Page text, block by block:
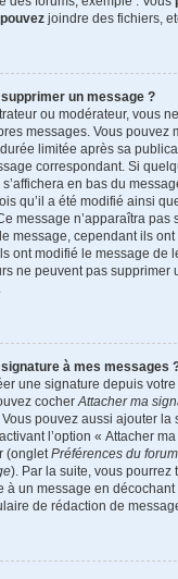
pouvez joindre des fichiers,
un message ?
ou modérateur, vous
messages. Vous pouvez
limitée après sa
correspondant. Si
en bas du
qu’il a été modifié ainsi
message n’apparaîtra pas
message, cependant ils
ont modifié le message de
ne peuvent pas supprimer
à mes messages
une signature depuis
cocherAttacher ma
pouvez aussi ajouter la
l’option « Attacher
(ongletPréférences du
). Par la suite, vous pourrez
à un message en
de rédaction de